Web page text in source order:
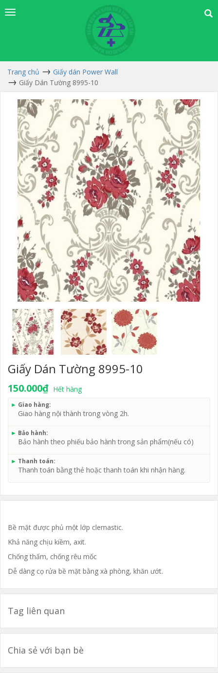
Trang chủ
Giấy dán Power Wall
Giấy Dán Tường 8995-10
Giấy Dán Tường 8995-10
150.000₫ Hết hàng
► Giao hàng:
Giao hàng nội thành trong vòng 2h.
► Bảo hành:
Bảo hành theo phiếu bảo hành trong sản phẩm(nếu có)
► Thanh toán:
Thanh toán bằng thẻ hoặc thanh toán khi nhận hàng.
Bề mặt được phủ một lớp clemastic.
Khả năng chịu kiềm, axit.
Chống thấm, chống rêu mốc
Dễ dàng cọ rửa bề mặt bằng xà phòng, khăn ướt.
Tag liên quan
Chia sẻ với bạn bè